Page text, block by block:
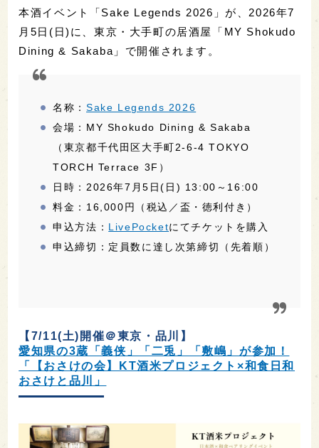
本酒イベント「Sake Legends 2026」が、2026年7
月5日(日)に、東京・大手町の居酒屋「MY Shokudo
Dining & Sakaba」で開催されます。
名称：Sake Legends 2026
会場：MY Shokudo Dining & Sakaba
（東京都千代田区大手町2-6-4 TOKYO
TORCH Terrace 3F）
日時：2026年7月5日(日) 13:00～16:00
料金：16,000円（税込／盃・徳利付き）
申込方法： LivePocketにてチケットを購入
申込締切：定員数に達し次第締切（先着順）
【7/11(土)開催＠東京・品川】
愛知県の3蔵「義侠」「二兎」「敷嶋」が参加！
「【おさけの会】KT酒米プロジェクト×和食日和
おさけと品川」